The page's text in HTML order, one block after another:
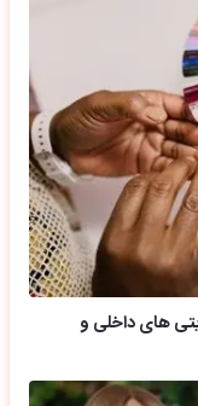
های داخلی و